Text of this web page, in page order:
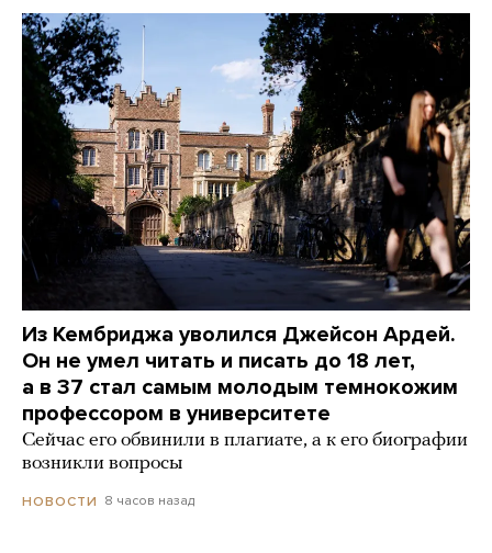
Из Кембриджа уволился Джейсон Ардей.
Он не умел читать и писать до 18 лет,
а в 37 стал самым молодым темнокожим
профессором в университете
Сейчас его обвинили в плагиате, а к его биографии
возникли вопросы
НОВОСТИ 8 часов назад